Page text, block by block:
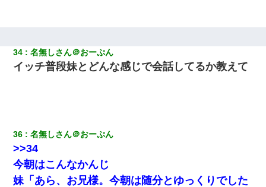
34 名無しさん＠おーぷん
イッチ普段妹とどんな感じで会話してるか教えて
36 名無しさん＠おーぷん
>>34
今朝はこんなかんじ
妹「あら、お兄様。今朝は随分とゆっくりでした